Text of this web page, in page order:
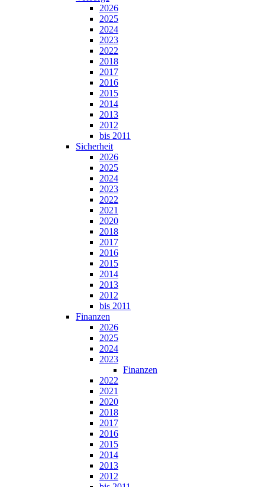
2026
2025
2024
2023
2022
2018
2017
2016
2015
2014
2013
2012
bis 2011
Sicherheit
2026
2025
2024
2023
2022
2021
2020
2018
2017
2016
2015
2014
2013
2012
bis 2011
Finanzen
2026
2025
2024
2023
Finanzen
2022
2021
2020
2018
2017
2016
2015
2014
2013
2012